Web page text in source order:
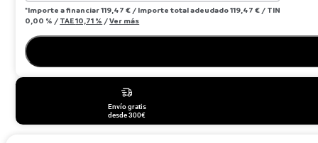
*Importe a financiar119,47 € / Importe total adeudado119,47 € / TIN
0,00 % / TAE10,71 % /Ver más
Envío gratis
desde 300€